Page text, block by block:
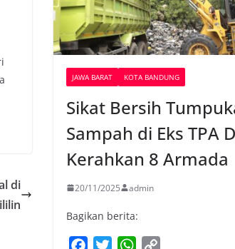
di
JAWA BARAT KOTA BANDUNG
Sikat Bersih
Sampah di Eks TPA
Kerahkan 8 Armada
20/11/2025 admin
Bagikan berita:
W